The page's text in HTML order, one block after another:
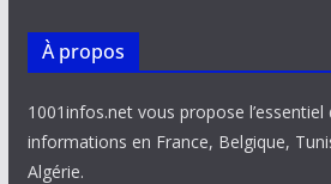
À propos
1001infos.net vous propose l’essentiel
informations en France, Belgique,
Algérie.